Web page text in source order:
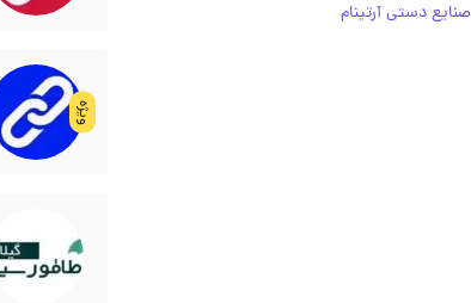
صنایع دستی آرتینام
ویژه